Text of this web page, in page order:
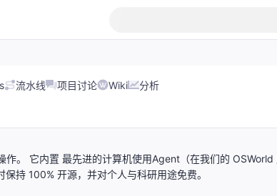
流水线 项目讨论 Wiki 分析
作。 它内置 最先进的计算机使用Agent（在我们的
持 100% 开源，并对个人与科研用途免费。